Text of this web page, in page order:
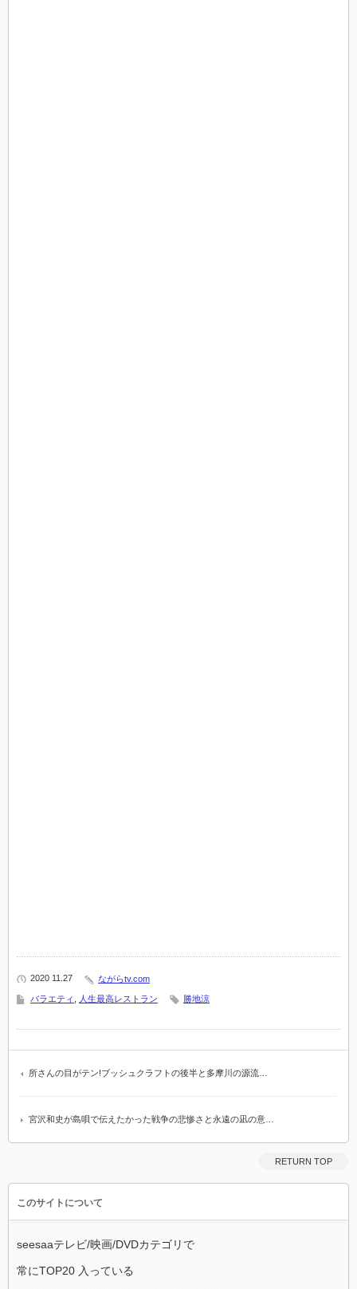
2020 11.27 ながらtv.com
バラエティ 人生最高レストラン 勝地涼
所さんの目がテン!ブッシュクラフトの後半と多摩川の源流…
宮沢和史が島唄で伝えたかった戦争の悲惨さと永遠の凪の意…
RETURN TOP
このサイトについて
seesaaテレビ/映画/DVDカテゴリで
常にTOP20 入っている